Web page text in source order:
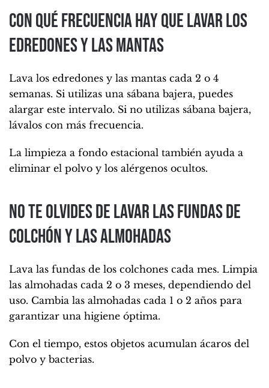
Con qué frecuencia hay que lavar los
edredones y las mantas
Lava los edredones y las mantas cada 2 o 4
semanas. Si utilizas una sábana bajera, puedes
alargar este intervalo. Si no utilizas sábana bajera,
lávalos con más frecuencia.
La limpieza a fondo estacional también ayuda a
eliminar el polvo y los alérgenos ocultos.
No te olvides de lavar las fundas de
colchón y las almohadas
Lava las fundas de los colchones cada mes. Limpia
las almohadas cada 2 o 3 meses, dependiendo del
uso. Cambia las almohadas cada 1 o 2 años para
garantizar una higiene óptima.
Con el tiempo, estos objetos acumulan ácaros del
polvo y bacterias.